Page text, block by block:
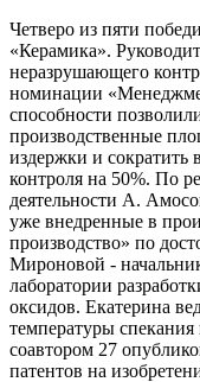
Четверо из пяти
«Керамика».
неразрушающего
номинации
способности
производственные
издержки и сократить
контроля на 50%. По
деятельности А.
уже внедренные в
производство» по
Мироновой -
лаборатории
оксидов. Екатерина
температуры спекания
соавтором 27
патентов на